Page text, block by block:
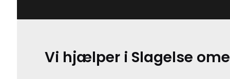
Vi hjælper i Slagelse